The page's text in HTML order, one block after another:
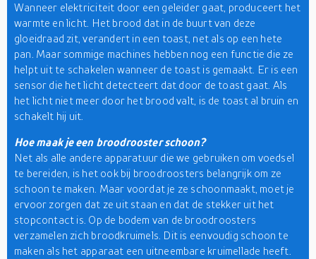
Wanneer elektriciteit door een geleider gaat, produceert het
warmte en licht. Het brood dat in de buurt van deze
gloeidraad zit, verandert in een toast, net als op een hete
pan. Maar sommige machines hebben nog een functie die ze
helpt uit te schakelen wanneer de toast is gemaakt. Er is een
sensor die het licht detecteert dat door de toast gaat. Als
het licht niet meer door het brood valt, is de toast al bruin en
schakelt hij uit.
Hoe maak je een broodrooster schoon?
Net als alle andere apparatuur die we gebruiken om voedsel
te bereiden, is het ook bij broodroosters belangrijk om ze
schoon te maken. Maar voordat je ze schoonmaakt, moet je
ervoor zorgen dat ze uit staan en dat de stekker uit het
stopcontact is. Op de bodem van de broodroosters
verzamelen zich broodkruimels. Dit is eenvoudig schoon te
maken als het apparaat een uitneembare kruimellade heeft.